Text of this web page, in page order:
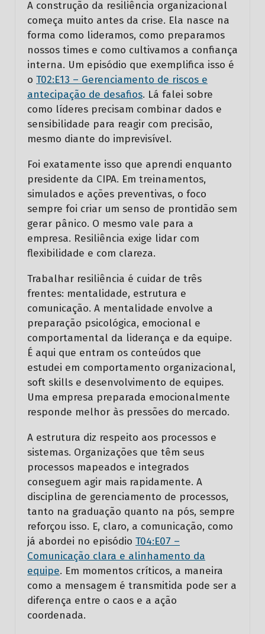
A construção da resiliência organizacional
começa muito antes da crise. Ela nasce na
forma como lideramos, como preparamos
nossos times e como cultivamos a confiança
interna. Um episódio que exemplifica isso é
o T02:E13 – Gerenciamento de riscos e
antecipação de desafios. Lá falei sobre
como líderes precisam combinar dados e
sensibilidade para reagir com precisão,
mesmo diante do imprevisível.
Foi exatamente isso que aprendi enquanto
presidente da CIPA. Em treinamentos,
simulados e ações preventivas, o foco
sempre foi criar um senso de prontidão sem
gerar pânico. O mesmo vale para a
empresa. Resiliência exige lidar com
flexibilidade e com clareza.
Trabalhar resiliência é cuidar de três
frentes: mentalidade, estrutura e
comunicação. A mentalidade envolve a
preparação psicológica, emocional e
comportamental da liderança e da equipe.
É aqui que entram os conteúdos que
estudei em comportamento organizacional,
soft skills e desenvolvimento de equipes.
Uma empresa preparada emocionalmente
responde melhor às pressões do mercado.
A estrutura diz respeito aos processos e
sistemas. Organizações que têm seus
processos mapeados e integrados
conseguem agir mais rapidamente. A
disciplina de gerenciamento de processos,
tanto na graduação quanto na pós, sempre
reforçou isso. E, claro, a comunicação, como
já abordei no episódio T04:E07 –
Comunicação clara e alinhamento da
equipe. Em momentos críticos, a maneira
como a mensagem é transmitida pode ser a
diferença entre o caos e a ação
coordenada.